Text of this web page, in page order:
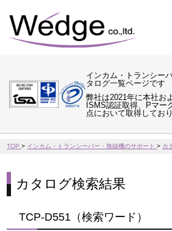
インカム・トランシー
タログ一覧ページです
弊社は2021年に本社お
ISMS認証取得、Pマー
点において取得しており
TOP> インカム・トランシーバー・無線機のサポート> カ
カタログ検索結果
TCP-D551（検索ワード）